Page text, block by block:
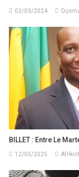
02/03/2024
BILLET : Entre Le
12/05/2025